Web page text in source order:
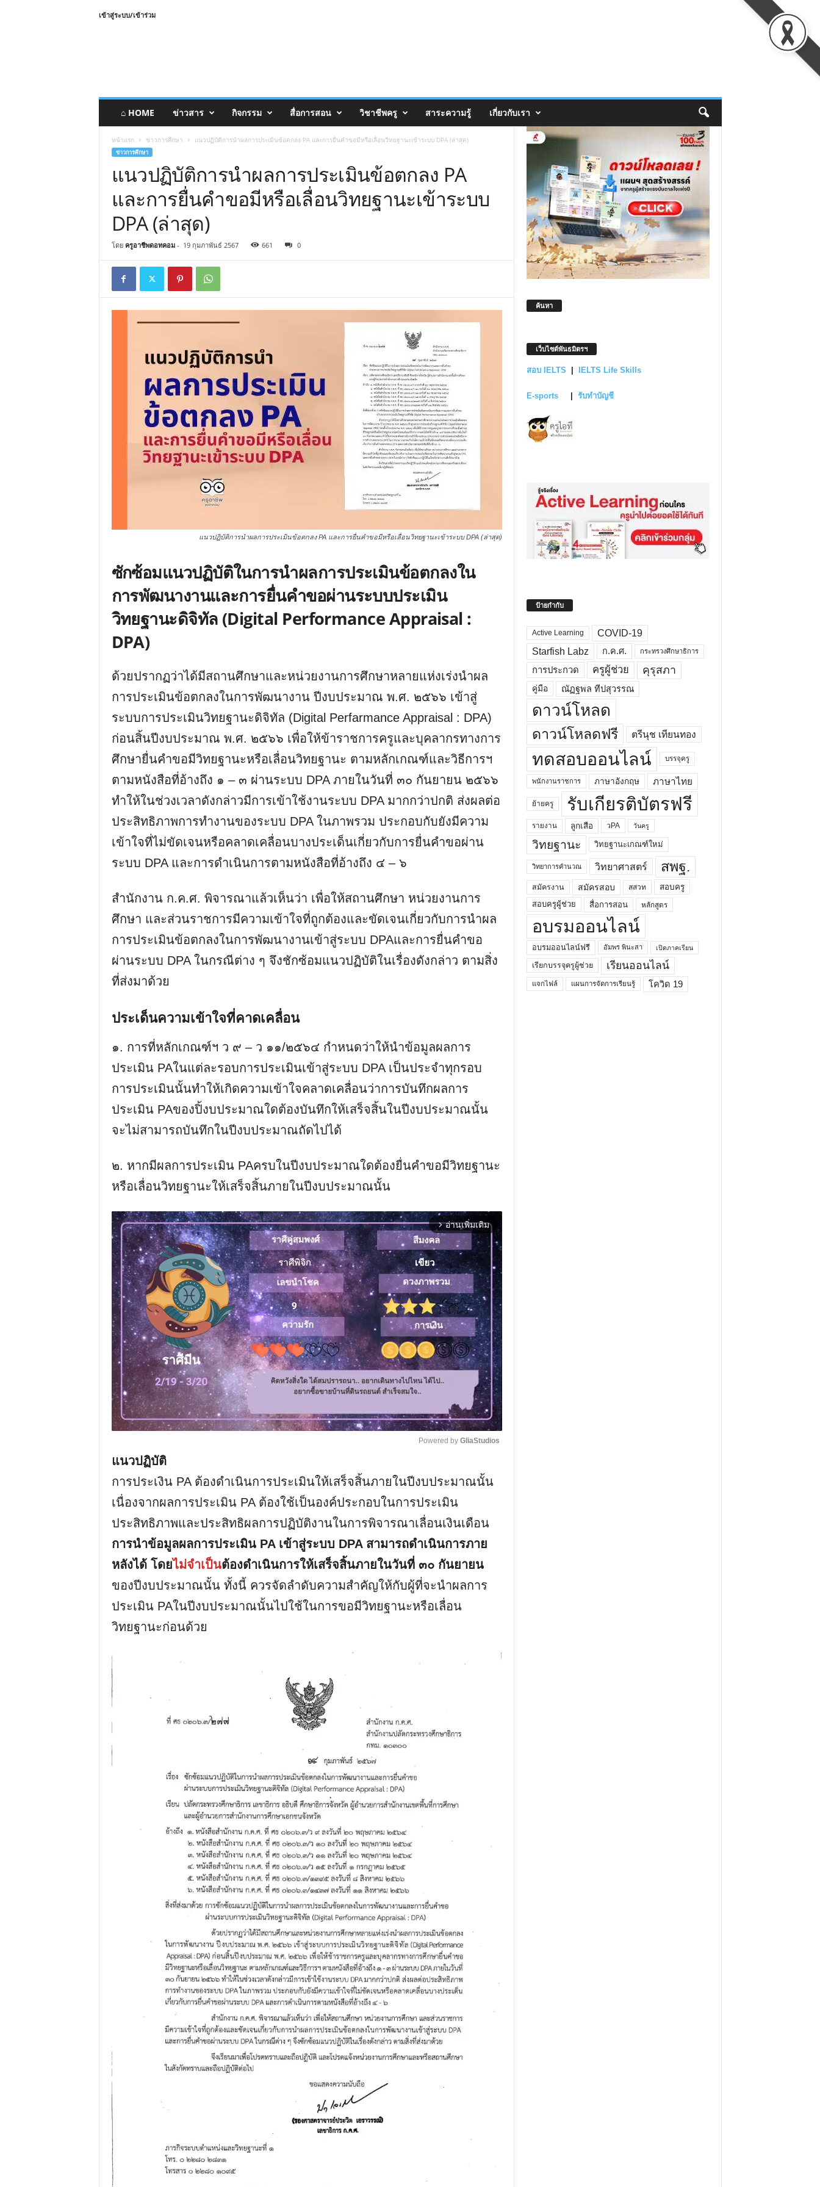
เข้าสู่ระบบ/เข้าร่วม
⌂ HOME ข่าวสาร กิจกรรม สื่อการสอน วิชาชีพครู สาระความรู้ เกี่ยวกับเรา
หน้าแรก ข่าวการศึกษา แนวปฏิบัติการนำผลการประเมินข้อตกลง PA และการยื่นคำขอมีหรือเลื่อนวิทยฐานะเข้าระบบ DPA (ล่าสุด)
ข่าวการศึกษา
แนวปฏิบัติการนำผลการประเมินข้อตกลง PA
และการยื่นคำขอมีหรือเลื่อนวิทยฐานะเข้าระบบ
DPA (ล่าสุด)
โดย ครูอาชีพดอทคอม- 19 กุมภาพันธ์ 2567 661 0
แนวปฏิบัติการนำผลการประเมินข้อตกลง PA และการยื่นคำขอมีหรือเลื่อนวิทยฐานะเข้าระบบ DPA (ล่าสุด)
ซักซ้อมแนวปฏิบัติในการนำผลการประเมินข้อตกลงใน
การพัฒนางานและการยื่นคำขอผ่านระบบประเมิน
วิทยฐานะดิจิทัล (Digital Performance Appraisal :
DPA)
ด้วยปรากฏว่าได้มีสถานศึกษาและหน่วยงานการศึกษาหลายแห่งเร่งนำผล
การประเมินข้อตกลงในการพัฒนางาน ปีงบประมาณ พ.ศ. ๒๕๖๖ เข้าสู่
ระบบการประเมินวิทยฐานะดิจิทัล (Digital Perfarmance Appraisal : DPA)
ก่อนสิ้นปีงบประมาณ พ.ศ. ๒๕๖๖ เพื่อให้ข้าราชการครูและบุคลากรทางการ
ศึกษายื่นคำขอมีวิทยฐานะหรือเลื่อนวิทยฐานะ ตามหลักเกณฑ์และวิธีการฯ
ตามหนังสือที่อ้างถึง ๑ – ๓ ผ่านระบบ DPA ภายในวันที่ ๓๐ กันยายน ๒๕๖๖
ทำให้ในช่วงเวลาดังกล่าวมีการเข้าใช้งานระบบ DPA มากกว่าปกติ ส่งผลต่อ
ประสิทธิภาพการทำงานของระบบ DPA ในภาพรวม ประกอบกับยังมีความ
เข้าใจที่ไม่ขัดเจนหรือคลาดเคลื่อนบางประเด็นเกี่ยวกับการยื่นคำขอผ่าน
ระบบ DPA และการดำเนินการตามหนังสือที่อ้างถึง ๔ – ๖
สำนักงาน ก.ค.ศ. พิจารณาแล้วเห็นว่า เพื่อให้สถานศึกษา หน่วยงานการ
ศึกษา และส่วนราชการมีความเข้าใจที่ถูกต้องและขัดเจนเกี่ยวกับการนำผล
การประเมินข้อตกลงในการพัฒนางานเข้าสู่ระบบ DPAและการยื่นคำขอ
ผ่านระบบ DPA ในกรณีต่าง ๆ จึงชักซ้อมแนวปฏิบัติในเรื่องดังกล่าว ตามสิ่ง
ที่ส่งมาด้วย
ประเด็นความเข้าใจที่คาดเคลื่อน
๑. การที่หลักเกณฑ์ฯ ว ๙ – ว ๑๑/๒๕๖๔ กำหนดว่าให้นำข้อมูลผลการ
ประเมิน PAในแต่ละรอบการประเมินเข้าสู่ระบบ DPA เป็นประจำทุกรอบ
การประเมินนั้นทำให้เกิดความเข้าใจคลาดเคลื่อนว่าการบันทึกผลการ
ประเมิน PAของปิ้งบประมาณใดต้องบันทึกให้เสร็จสิ้นในปีงบประมาณนั้น
จะไม่สามารถบันทึกในปีงบประมาณถัดไปได้
๒. หากมีผลการประเมิน PAครบในปีงบประมาณใดต้องยื่นคำขอมีวิทยฐานะ
หรือเลื่อนวิทยฐานะให้เสร็จสิ้นภายในปีงบประมาณนั้น
arrow_forward_ios อ่านเพิ่มเติม
t
e
Powered by GliaStudios
แนวปฏิบัติ
การประเงิน PA ต้องดำเนินการประเมินให้เสร็จสิ้นภายในปีงบประมาณนั้น
เนื่องจากผลการประเมิน PA ต้องใช้เป็นองค์ประกอบในการประเมิน
ประสิทธิภาพและประสิทธิผลการปฏิบัติงานในการพิจารณาเลื่อนเงินเดือน
การนำข้อมูลผลการประเมิน PA เข้าสู่ระบบ DPA สามารถดำเนินการภาย
หลังได้ โดยไม่จำเป็นต้องดำเนินการให้เสร็จสิ้นภายในวันที่ ๓๐ กันยายน
ของปีงบประมาณนั้น ทั้งนี้ ควรจัดลำดับความสำคัญให้กับผู้ที่จะนำผลการ
ประเมิน PAในปีงบประมาณนั้นไปใช้ในการขอมีวิทยฐานะหรือเลื่อน
วิทยฐานะก่อนด้วย
ค้นหา
เว็บไซต์พันธมิตรฯ
สอบ IELTS IELTS Life Skills
E-sports รับทำบัญชี
ป้ายกำกับ
Active Learning
COVID-19
Starfish Labz
ก.ค.ศ. กระทรวงศึกษาธิการ
การประกวด ครูผู้ช่วย คุรุสภา
คู่มือ ณัฏฐพล ทีปสุวรรณ
ดาวน์โหลด
ดาวน์โหลดฟรี ตรีนุช เทียนทอง
ทดสอบออนไลน์ บรรจุครู
พนักงานราชการ ภาษาอังกฤษ ภาษาไทย
ย้ายครู รับเกียรติบัตรฟรี
รายงาน ลูกเสือ วPA วันครู
วิทยฐานะ วิทยฐานะเกณฑ์ใหม่
วิทยาการคำนวณ วิทยาศาสตร์ สพฐ.
สมัครงาน สมัครสอบ สสวท
สอบครู
สอบครูผู้ช่วย
สื่อการสอน หลักสูตร
อบรมออนไลน์
อบรมออนไลน์ฟรี อัมพร พินะสา เปิดภาคเรียน
เรียกบรรจุครูผู้ช่วย เรียนออนไลน์
แจกไฟล์ แผนการจัดการเรียนรู้ โควิด 19